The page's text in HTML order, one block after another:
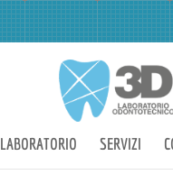
LABORATORIO SERVIZI